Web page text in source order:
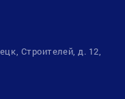
Строителей, д. 12,